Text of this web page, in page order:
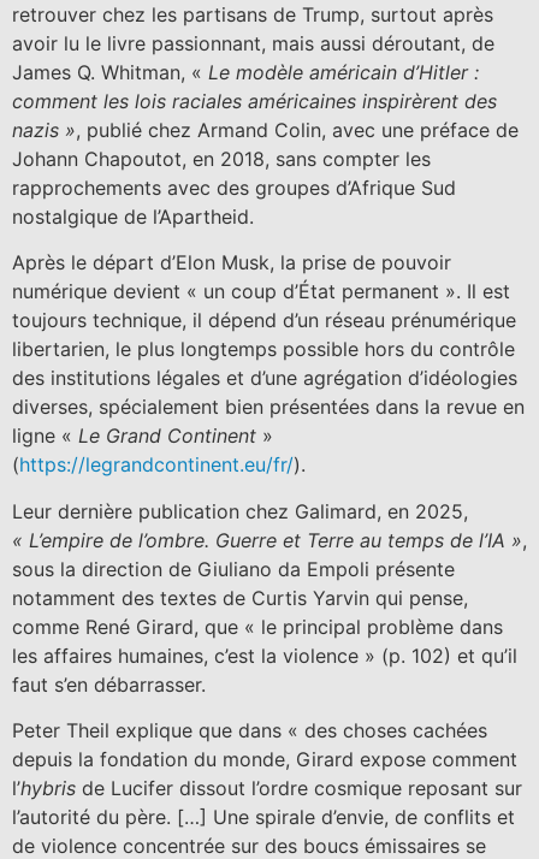
retrouver chez les partisans de Trump, surtout après
avoir lu le livre passionnant, mais aussi déroutant, de
James Q. Whitman, « Le modèle américain d’Hitler :
comment les lois raciales américaines inspirèrent des
nazis », publié chez Armand Colin, avec une préface de
Johann Chapoutot, en 2018, sans compter les
rapprochements avec des groupes d’Afrique Sud
nostalgique de l’Apartheid.
Après le départ d’Elon Musk, la prise de pouvoir
numérique devient « un coup d’État permanent ». Il est
toujours technique, il dépend d’un réseau prénumérique
libertarien, le plus longtemps possible hors du contrôle
des institutions légales et d’une agrégation d’idéologies
diverses, spécialement bien présentées dans la revue en
ligne « Le Grand Continent »
(https://legrandcontinent.eu/fr/).
Leur dernière publication chez Galimard, en 2025,
« L’empire de l’ombre. Guerre et Terre au temps de l’IA »,
sous la direction de Giuliano da Empoli présente
notamment des textes de Curtis Yarvin qui pense,
comme René Girard, que « le principal problème dans
les affaires humaines, c’est la violence » (p. 102) et qu’il
faut s’en débarrasser.
Peter Theil explique que dans « des choses cachées
depuis la fondation du monde, Girard expose comment
l’hybris de Lucifer dissout l’ordre cosmique reposant sur
l’autorité du père. […] Une spirale d’envie, de conflits et
de violence concentrée sur des boucs émissaires se